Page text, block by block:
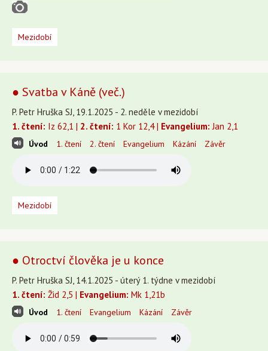
Mezidobí
● Svatba v Káně (več.)
P. Petr Hruška SJ, 19.1.2025 - 2. neděle v mezidobí
1. čtení: Iz 62,1 | 2. čtení: 1 Kor 12,4 | Evangelium: Jan 2,1
Úvod 1. čtení 2. čtení Evangelium Kázání Závěr
Mezidobí
● Otroctví člověka je u konce
P. Petr Hruška SJ, 14.1.2025 - úterý 1. týdne v mezidobí
1. čtení: Žid 2,5 | Evangelium: Mk 1,21b
Úvod 1. čtení Evangelium Kázání Závěr